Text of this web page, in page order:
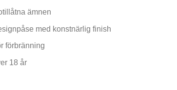
ämnen
med konstnärlig finish
förbränning
18 år